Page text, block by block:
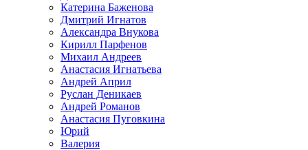
Катерина Баженова
Дмитрий Игнатов
Александра Внукова
Кирилл Парфенов
Михаил Андреев
Анастасия Игнатьева
Андрей Април
Руслан Деникаев
Андрей Романов
Анастасия Пуговкина
Юрий
Валерия